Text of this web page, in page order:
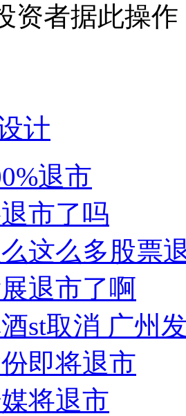
资者据此操
计
退市
市了吗
这么多股票
退市了啊
st取消 广州
即将退市
将退市